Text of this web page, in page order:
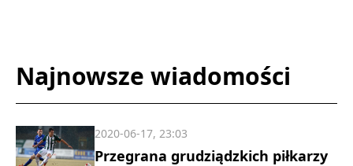
Najnowsze wiadomości
Przegrana grudziądzkich piłkarzy
2020-06-17, 23:03